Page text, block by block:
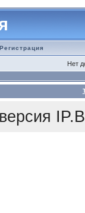
Регистрация
Нет